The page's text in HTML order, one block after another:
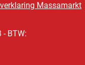
Massamarkt
BTW: